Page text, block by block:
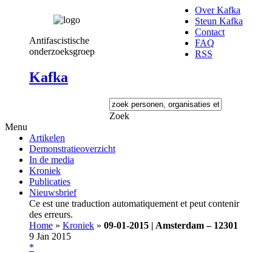
Antifascistische
onderzoeksgroep
Kafka
Over Kafka
Steun Kafka
Contact
FAQ
RSS
Zoek
Menu
Artikelen
Demonstratieoverzicht
In de media
Kroniek
Publicaties
Nieuwsbrief
Ce est une traduction automatiquement et peut contenir
des erreurs.
Home » Kroniek » 09-01-2015 | Amsterdam – 12301
9 Jan 2015
*